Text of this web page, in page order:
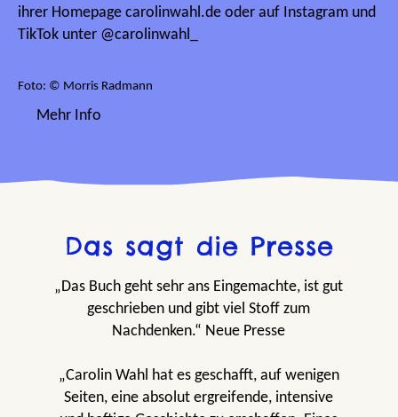
ihrer Homepage carolinwahl.de oder auf Instagram und
TikTok unter @carolinwahl_
Foto: © Morris Radmann
Mehr Info
Das sagt die Presse
„Das Buch geht sehr ans Eingemachte, ist gut
geschrieben und gibt viel Stoff zum
Nachdenken.“ Neue Presse
„Carolin Wahl hat es geschafft, auf wenigen
Seiten, eine absolut ergreifende, intensive